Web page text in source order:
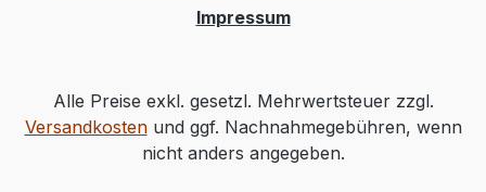
Impressum
Alle Preise exkl. gesetzl. Mehrwertsteuer zzgl.
Versandkostenund ggf. Nachnahmegebühren, wenn
nicht anders angegeben.